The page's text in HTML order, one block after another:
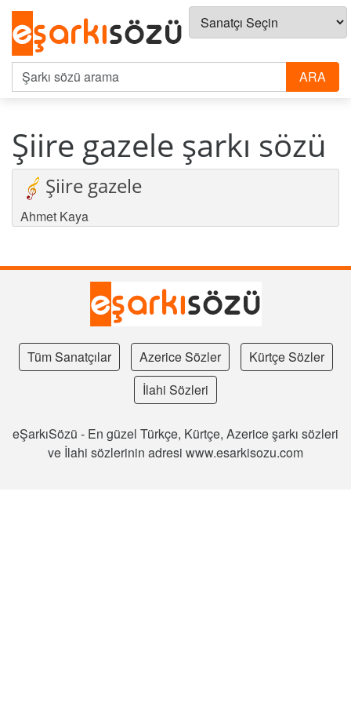
Şiire gazele şarkı sözü
Şiire gazele
Ahmet Kaya
Tüm Sanatçılar Azerice Sözler
Kürtçe Sözler
İlahi Sözleri
eŞarkıSözü - En güzel Türkçe, Kürtçe, Azerice şarkı sözleri
ve İlahi sözlerinin adresi www.esarkisozu.com